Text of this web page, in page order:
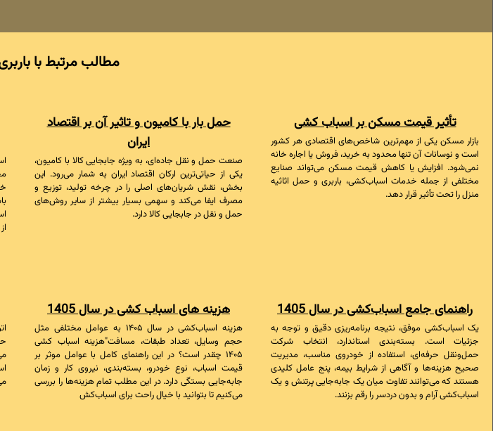
مطالب مرتبط با
تأثیر قیمت مسکن بر اسباب کشی
بازار مسکن یکی از مهم‌ترین شاخص‌های اقتصادی هر کشور
است و نوسانات آن تنها محدود به خرید، فروش یا اجاره خانه
نمی‌شود. افزایش یا کاهش قیمت مسکن می‌تواند صنایع
مختلفی از جمله خدمات اسباب‌کشی، باربری و حمل اثاثیه
منزل را تحت تأثیر قرار دهد.
حمل بار با کامیون و تاثیر آن بر اقتصاد
ایران
صنعت حمل و نقل جاده‌ای، به ویژه جابجایی کالا با کامیون،
یکی از حیاتی‌ترین ارکان اقتصاد ایران به شمار می‌رود. این
بخش، نقش شریان‌های اصلی را در چرخه تولید، توزیع و
مصرف ایفا می‌کند و سهمی بسیار بیشتر از سایر روش‌های
حمل و نقل در جابجایی کالا دارد.
راهنمای جامع اسباب‌کشی در سال 1405
یک اسباب‌کشی موفق، نتیجه برنامه‌ریزی دقیق و توجه به
جزئیات است. بسته‌بندی استاندارد، انتخاب شرکت
حمل‌ونقل حرفه‌ای، استفاده از خودروی مناسب، مدیریت
صحیح هزینه‌ها و آگاهی از شرایط بیمه، پنج عامل کلیدی
هستند که می‌توانند تفاوت میان یک جابه‌جایی پرتنش و یک
اسباب‌کشی آرام و بدون دردسر را رقم بزنند.
هزینه های اسباب کشی در سال 1405
هزینه اسباب‌کشی در سال ۱۴۰۵ به عوامل مختلفی مثل
حجم وسایل، تعداد طبقات، مسافت"هزینه اسباب کشی
۱۴۰۵ چقدر است؟ در این راهنمای کامل با عوامل موثر بر
قیمت اسباب‌، نوع خودرو، بسته‌بندی، نیروی کار و زمان
جابه‌جایی بستگی دارد. در این مطلب تمام هزینه‌ها را بررسی
می‌کنیم تا بتوانید با خیال راحت برای اسباب‌کش